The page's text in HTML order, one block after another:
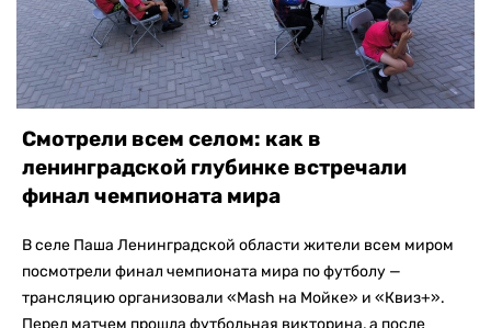
Смотрели всем селом: как в
ленинградской глубинке встречали
финал чемпионата мира
В селе Паша Ленинградской области жители всем миром
посмотрели финал чемпионата мира по футболу —
трансляцию организовали «Mash на Мойке» и «Квиз+».